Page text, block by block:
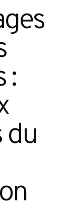
:
du